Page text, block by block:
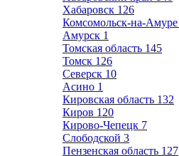
Хабаровск 126
Комсомольск-на-Амуре
Амурск 1
Томская область 145
Томск 126
Северск 10
Асино 1
Кировская область 132
Киров 120
Кирово-Чепецк 7
Слободской 3
Пензенская область 127